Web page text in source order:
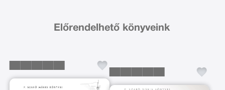
Előrendelhető könyveink